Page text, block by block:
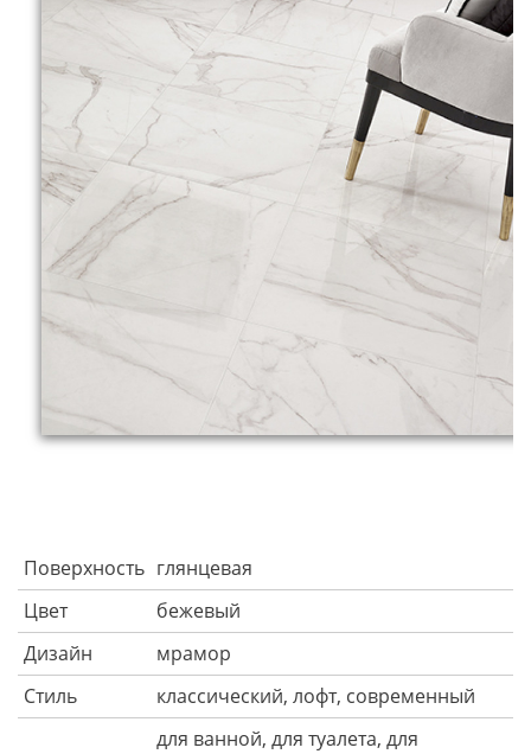
Поверхность глянцевая
Цвет
бежевый
Дизайн
мрамор
Стиль
классический, лофт, современный
для ванной, для туалета, для